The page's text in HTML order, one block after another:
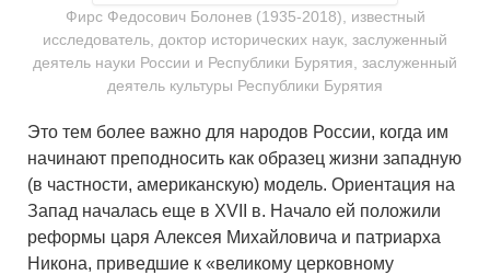
Фирс Федосович Болонев (1935-2018), известный
исследователь, доктор исторических наук, заслуженный
деятель науки России и Республики Бурятия, заслуженный
деятель культуры Республики Бурятия
Это тем более важно для народов России, когда им
начинают преподносить как образец жизни западную
(в частности, американскую) модель. Ориентация на
Запад началась еще в XVII в. Начало ей положили
реформы царя Алексея Михайловича и патриарха
Никона, приведшие к «великому церковному